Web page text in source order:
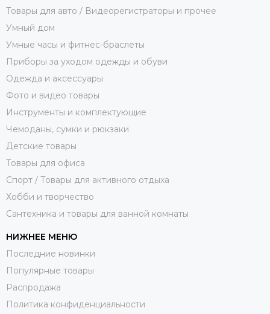
Товары для авто / Видеорегистраторы и прочее
Умный дом
Умные часы и фитнес-браслеты
Приборы за уходом одежды и обуви
Одежда и аксессуары
Фото и видео товары
Инструменты и комплектующие
Чемоданы, сумки и рюкзаки
Детские товары
Товары для офиса
Спорт / Товары для активного отдыха
Хобби и творчество
Сантехника и товары для ванной комнаты
НИЖНЕЕ МЕНЮ
Последние новинки
Популярные товары
Распродажа
Политика конфиденциальности